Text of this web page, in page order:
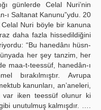
günlerde Celal Nuri’nin
ı Saltanat Kanunu”ydu. 20
Nuri böyle bir kanuna
daha fazla hissedildiğini
“Bu hanedânı hüsn-
her şey tanzim, her
maa-t-teessüf, hanedân-ı
bırakılmıştır. Avrupa
kanunları, an’aneleri,
var iken teessüf olunur ki
unutulmuş kalmışdır. ….